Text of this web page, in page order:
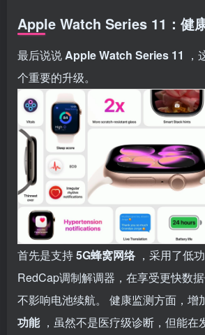
Apple Watch Series 11：健
最后说说Apple Watch Series 11
个重要的升级。
首先是支持5G蜂窝网络 ，采用了低
RedCap调制解调器，在享受更快数
不影响电池续航。 健康监测方面，增
功能 ，虽然不是医疗级诊断，但能